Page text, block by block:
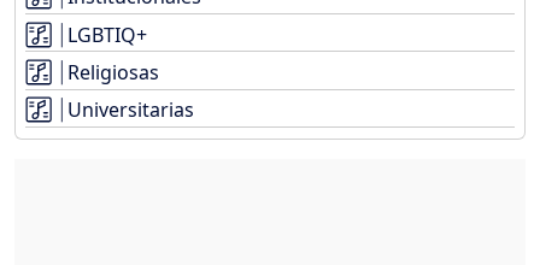
LGBTIQ+
Religiosas
Universitarias